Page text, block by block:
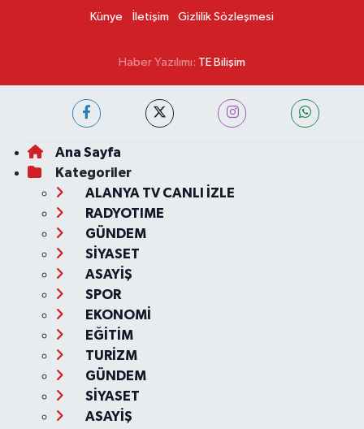
Künye İletişim Gizlilik Sözleşmesi
Haber Yazılımı: TE Bilişim
Ana Sayfa
Kategoriler
ALANYA TV CANLI İZLE
RADYOTIME
GÜNDEM
SİYASET
ASAYİŞ
SPOR
EKONOMİ
EĞİTİM
TURİZM
GÜNDEM
SİYASET
ASAYİŞ